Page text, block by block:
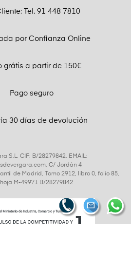
Tel. 91 448 7810
por Confianza Online
grátis a partir de 150€
Pago seguro
30 días de devolución
S.L. CIF: B/28279842. EMAIL:
C/ Jordán 4
de Madrid, Tomo 2912, libro 0, folio 85,
M-49971 B/28279842